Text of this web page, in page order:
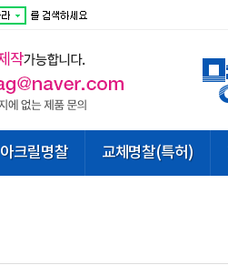
아크릴명찰 교체명찰(특허)